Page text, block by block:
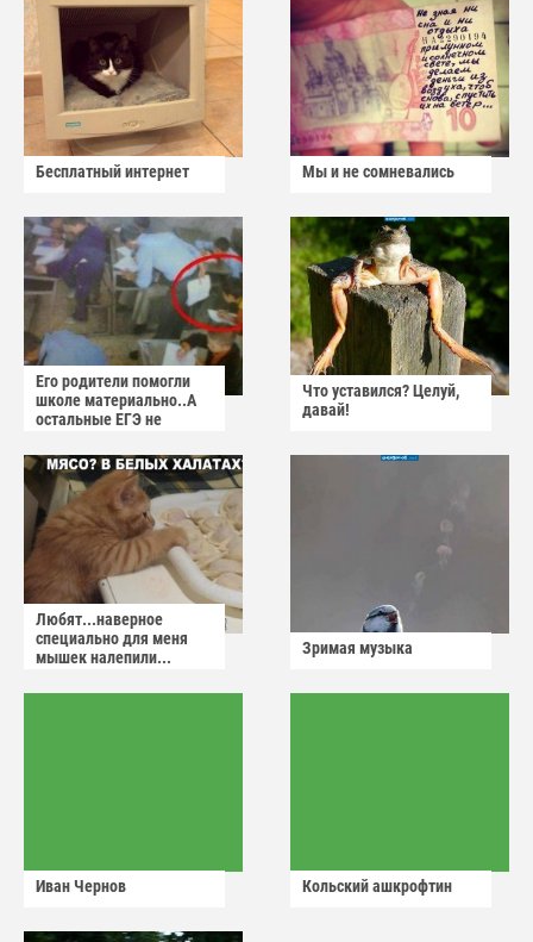
Бесплатный интернет Мы и не сомневались
Его родители помогли
школе материально..А
остальные ЕГЭ не
Что уставился? Целуй,
давай!
Любят...наверное
специально для меня
мышек налепили...
Зримая музыка
Иван Чернов Кольский ашкрофтин